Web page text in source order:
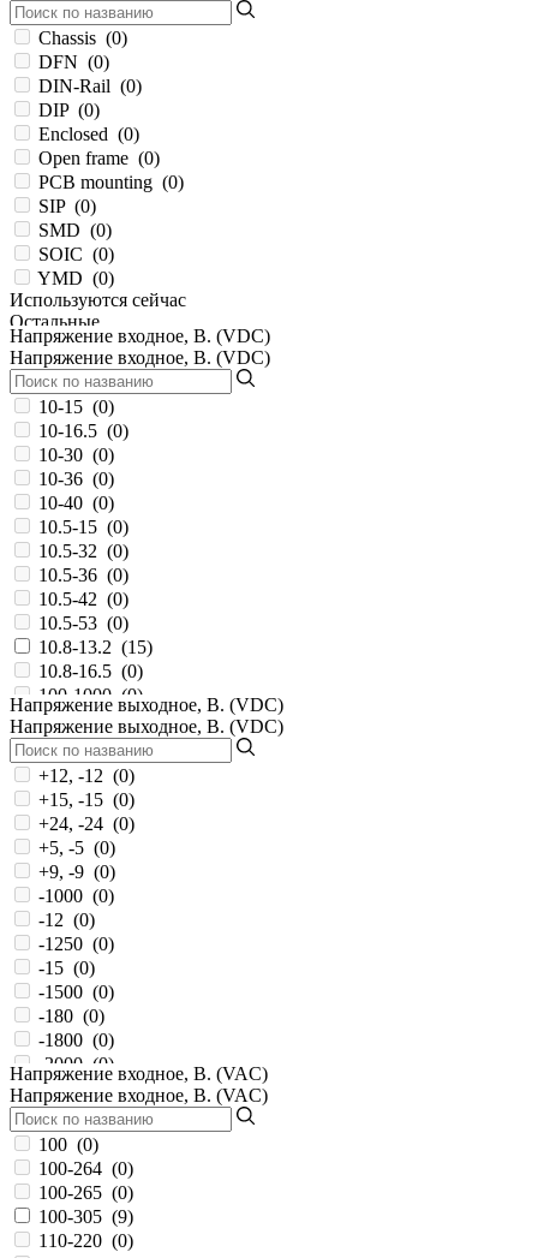
Chassis (0)
DFN (0)
DIN-Rail (0)
DIP (0)
Enclosed (0)
Open frame (0)
PCB mounting (0)
SIP (0)
SMD (0)
SOIC (0)
YMD (0)
Используются сейчас
Остальные
Напряжение входное, В. (VDC)
Напряжение входное, В. (VDC)
10-15 (0)
10-16.5 (0)
10-30 (0)
10-36 (0)
10-40 (0)
10.5-15 (0)
10.5-32 (0)
10.5-36 (0)
10.5-42 (0)
10.5-53 (0)
10.8-13.2 (15)
10.8-16.5 (0)
100-1000 (0)
100...370 (0)
100...373(0)
100...380(0)
100...430(0
100...591(0
100...745( 0
11-32 (0)
11.4-12.6
11.4-13.2
110( 0)
110...370
110...390
110...430
113-370(
113...370
113...375 (0)
12(9)
12-18(0)
12-36(
120-370 (78
120-373 (1)
120-430 (1)
120-750 (0)
Напряжение выходное, В. (VDC)
Напряжение выходное, В. (VDC)
+12, -12 (0)
+15, -15 (0)
+24, -24 (0)
+5, -5 (0)
+9, -9 (0)
-1000 (0)
-12 (0)
-1250 (0)
-15 (0)
-1500 (0)
-180 (0)
-1800 (0)
-2000 (0)
-300(0)
-3000(0)
-350(0)
-5( 0)
-5.2 (0)
-500(0)
-6 ( 0)
Напряжение входное, В. (VAC)
Напряжение входное, В. (VAC)
100 (0)
100-264 (0)
100-265 (0)
100-305 (9)
110-220 (0)